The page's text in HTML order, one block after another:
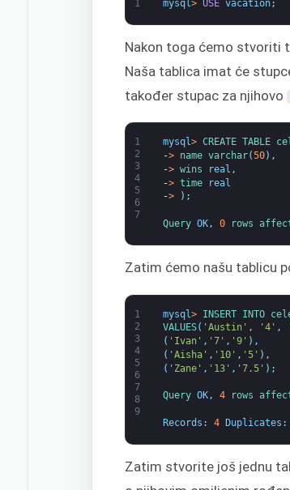
1 mysql> USE vacation;
Nakon toga ćemo stvoriti
Naša tablica imat će
također stupac za njihovo
1
2
3
4
5
6
7
mysql> CREATE TABLE
-> name varchar(50) ,
-> wins real ,
-> time
real
-> ) ;
Query OK, 0 rows
Zatim ćemo našu tablicu
1
2
3
4
5
6
7
8
9
mysql > INSERT INTO
VALUES( 'Austin' , '4' ,
( 'Ivan' , '7' , '9' ) ,
( 'Aisha' , '10' , '5' ) ,
( 'Zane' , '13' , '7.5' ) ;
Query OK, 4 rows
Records : 4 Duplicates :
Zatim stvorite još jednu